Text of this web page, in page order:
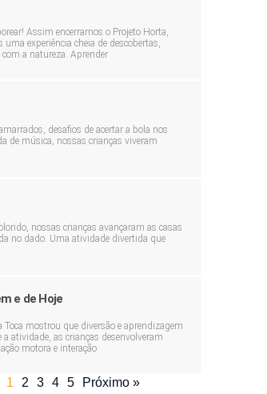
Assim encerramos o Projeto Horta,
experiência cheia de descobertas,
a natureza. Aprender
desafios de acertar a bola nos
de música, nossas crianças viveram
nossas crianças avançaram as casas
no dado. Uma atividade divertida que
e de Hoje
Toca mostrou que diversão e aprendizagem
atividade, as crianças desenvolveram
motora e interação
1 2 3 4 5 Próximo »